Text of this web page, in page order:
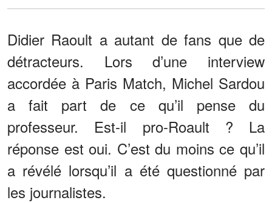
Didier Raoult a autant de fans que de
détracteurs. Lors d’une interview
accordée à Paris Match, Michel Sardou
a fait part de ce qu’il pense du
professeur. Est-il pro-Roault ? La
réponse est oui. C’est du moins ce qu’il
a révélé lorsqu’il a été questionné par
les journalistes.